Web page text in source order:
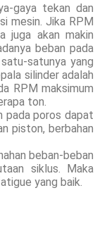
gaya tekan dan
mesin. Jika RPM
juga akan makin
beban pada
satunya yang
silinder adalah
RPM maksimum
ton.
pada poros dapat
piston, berbahan
beban-beban
siklus. Maka
yang baik.